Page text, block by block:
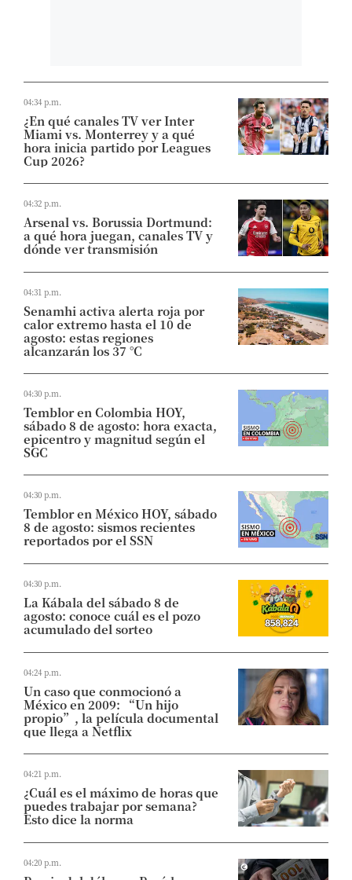
04:34 p.m.
¿En qué canales TV ver Inter
Miami vs. Monterrey y a qué
hora inicia partido por Leagues
Cup 2026?
04:32 p.m.
Arsenal vs. Borussia Dortmund:
a qué hora juegan, canales TV y
dónde ver transmisión
04:31 p.m.
Senamhi activa alerta roja por
calor extremo hasta el 10 de
agosto: estas regiones
alcanzarán los 37 °C
04:30 p.m.
Temblor en Colombia HOY,
sábado 8 de agosto: hora exacta,
epicentro y magnitud según el
SGC
04:30 p.m.
Temblor en México HOY, sábado
8 de agosto: sismos recientes
reportados por el SSN
04:30 p.m.
La Kábala del sábado 8 de
agosto: conoce cuál es el pozo
acumulado del sorteo
04:24 p.m.
Un caso que conmocionó a
México en 2009: “Un hijo
propio”, la película documental
que llega a Netflix
04:21 p.m.
¿Cuál es el máximo de horas que
puedes trabajar por semana?
Esto dice la norma
04:20 p.m.